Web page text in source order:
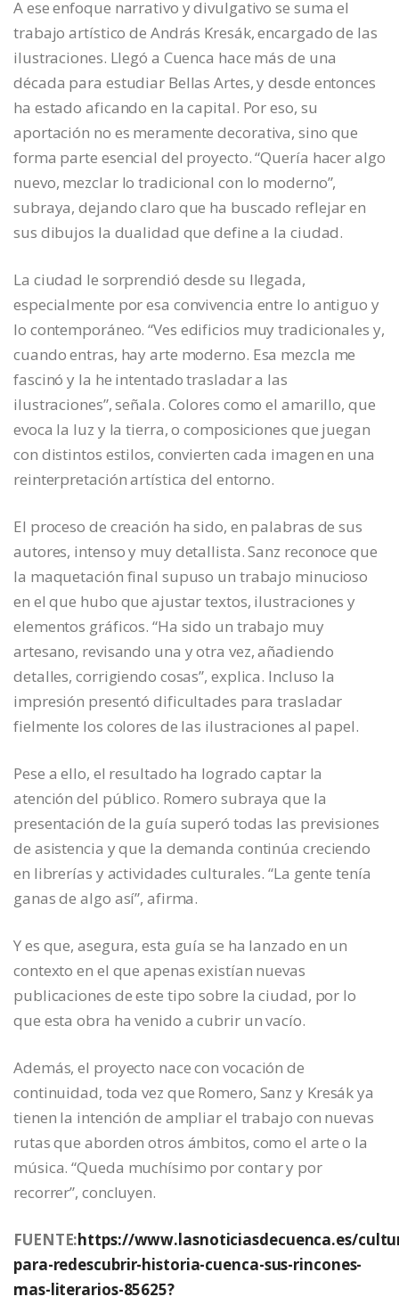
A ese enfoque narrativo y divulgativo se suma el
trabajo artístico de András Kresák, encargado de las
ilustraciones. Llegó a Cuenca hace más de una
década para estudiar Bellas Artes, y desde entonces
ha estado aficando en la capital. Por eso, su
aportación no es meramente decorativa, sino que
forma parte esencial del proyecto. “Quería hacer algo
nuevo, mezclar lo tradicional con lo moderno”,
subraya, dejando claro que ha buscado reflejar en
sus dibujos la dualidad que define a la ciudad.
La ciudad le sorprendió desde su llegada,
especialmente por esa convivencia entre lo antiguo y
lo contemporáneo. “Ves edificios muy tradicionales y,
cuando entras, hay arte moderno. Esa mezcla me
fascinó y la he intentado trasladar a las
ilustraciones”, señala. Colores como el amarillo, que
evoca la luz y la tierra, o composiciones que juegan
con distintos estilos, convierten cada imagen en una
reinterpretación artística del entorno.
El proceso de creación ha sido, en palabras de sus
autores, intenso y muy detallista. Sanz reconoce que
la maquetación final supuso un trabajo minucioso
en el que hubo que ajustar textos, ilustraciones y
elementos gráficos. “Ha sido un trabajo muy
artesano, revisando una y otra vez, añadiendo
detalles, corrigiendo cosas”, explica. Incluso la
impresión presentó dificultades para trasladar
fielmente los colores de las ilustraciones al papel.
Pese a ello, el resultado ha logrado captar la
atención del público. Romero subraya que la
presentación de la guía superó todas las previsiones
de asistencia y que la demanda continúa creciendo
en librerías y actividades culturales. “La gente tenía
ganas de algo así”, afirma.
Y es que, asegura, esta guía se ha lanzado en un
contexto en el que apenas existían nuevas
publicaciones de este tipo sobre la ciudad, por lo
que esta obra ha venido a cubrir un vacío.
Además, el proyecto nace con vocación de
continuidad, toda vez que Romero, Sanz y Kresák ya
tienen la intención de ampliar el trabajo con nuevas
rutas que aborden otros ámbitos, como el arte o la
música. “Queda muchísimo por contar y por
recorrer”, concluyen.
FUENTE:https://www.lasnoticiasdecuenca.es/
para-redescubrir-historia-cuenca-sus-rincones-
mas-literarios-85625?